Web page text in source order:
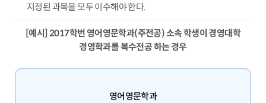
지정된 과목을 모두 이수해야 한다.
[예시] 2017학번 영어영문학과(주전공) 소속 학생이 경영대학
경영학과를 복수전공 하는 경우
영어영문학과